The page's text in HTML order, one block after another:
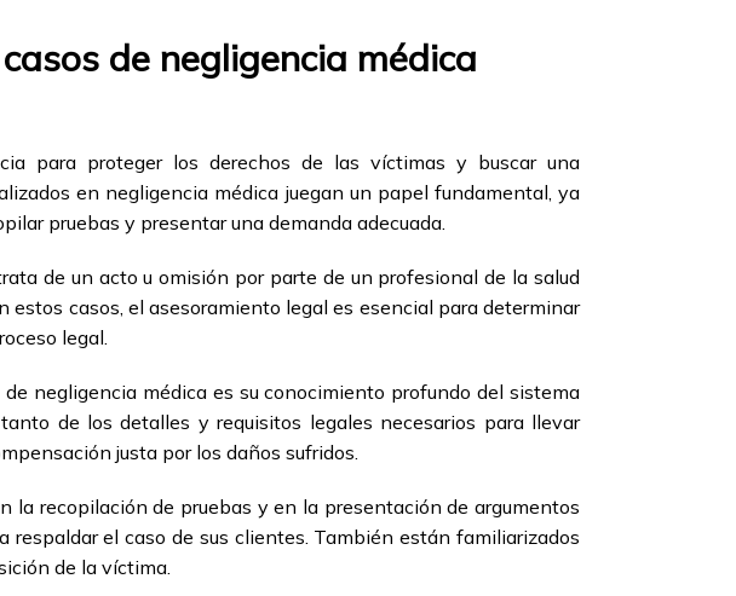
de negligencia médica
para proteger los derechos de las víctimas y buscar una
en negligencia médica juegan un papel fundamental, ya
pruebas y presentar una demanda adecuada.
de un acto u omisión por parte de un profesional de la salud
casos, el asesoramiento legal es esencial para determinar
legal.
negligencia médica es su conocimiento profundo del sistema
de los detalles y requisitos legales necesarios para llevar
justa por los daños sufridos.
recopilación de pruebas y en la presentación de argumentos
el caso de sus clientes. También están familiarizados
de la víctima.